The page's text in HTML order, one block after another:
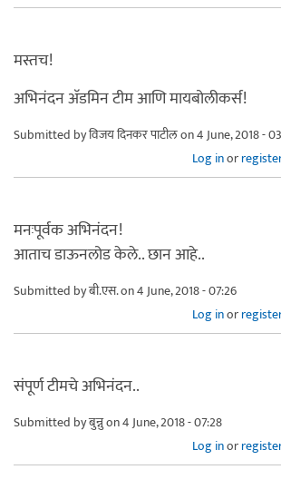
मस्तच!
अभिनंदन अ‍ॅडमिन टीम आणि मायबोलीकर्स!
Submitted byविजय दिनकर पाटीलon 4 June, 2018 -
Log inor
मनःपूर्वक अभिनंदन!
आताच डाऊनलोड केले.. छान आहे..
Submitted byबी.एस.on 4 June, 2018 - 07:26
Log inor
संपूर्ण टीमचे अभिनंदन..
Submitted byबुन्नुon 4 June, 2018 - 07:28
Log inor